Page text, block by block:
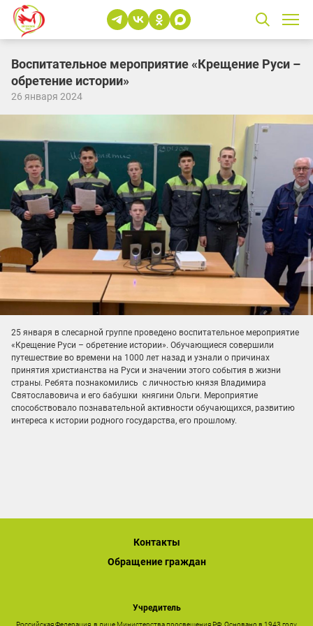
Воспитательное мероприятие «Крещение Руси –
обретение истории»
26 января 2024
25 января в слесарной группе проведено воспитательное мероприятие
«Крещение Руси – обретение истории». Обучающиеся совершили
путешествие во времени на 1000 лет назад и узнали о причинах
принятия христианства на Руси и значении этого события в жизни
страны. Ребята познакомились с личностью князя Владимира
Святославовича и его бабушки княгини Ольги. Мероприятие
способствовало познавательной активности обучающихся, развитию
интереса к истории родного государства, его прошлому.
Контакты
Обращение граждан
Учредитель
Российская Федерация, в лице Министерства просвещения РФ. Основано в 1943 году.